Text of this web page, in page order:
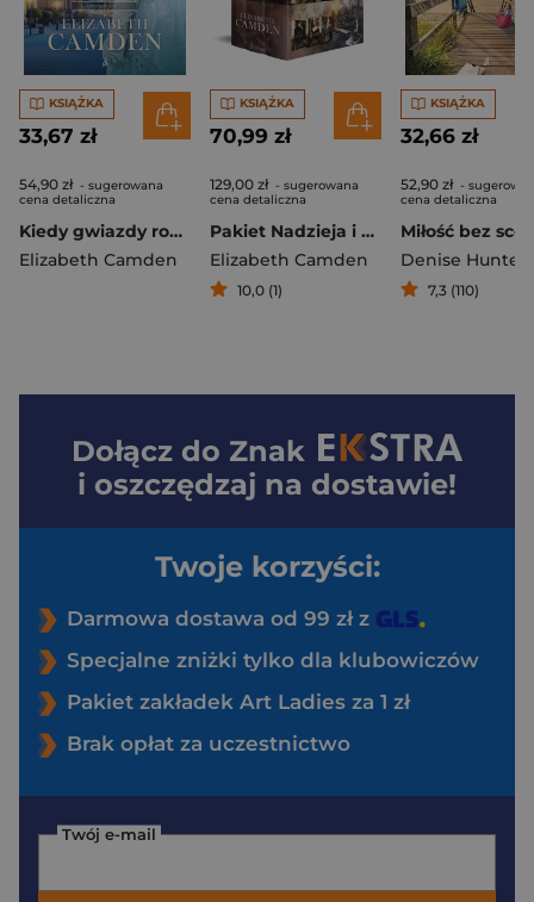
KSIĄŻKA
33,67 zł
54,90 zł - sugerowana
cena detaliczna
Kiedy gwiazdy rozświetlają. Kobiety ze Śródmieścia. Tom 2
Elizabeth Camden
KSIĄŻKA
70,99 zł
129,00 zł - sugerowana
cena detaliczna
Pakiet Nadzieja i honor. Tomy 1-3
Elizabeth Camden
10,0 (1)
KSIĄŻKA
32,66 zł
52,90 zł -
cena detaliczna
Denise Hunter
7,3 (110)
Dołącz do Znak
i oszczędzaj na dostawie!
Twoje korzyści:
Darmowa dostawa od 99 zł z
Specjalne zniżki tylko dla klubowiczów
Pakiet zakładek Art Ladies za 1 zł
Brak opłat za uczestnictwo
Twój e-mail